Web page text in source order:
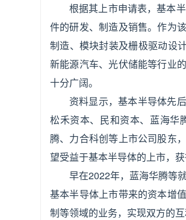
根据其上市申请表，基本
件的研发、制造及销售。作为
制造、模块封装及栅极驱动设
新能源汽车、光伏储能等行业
十分广阔。
资料显示，基本半导体先
松禾资本、民和资本、蓝海华
腾、力合科创等上市公司股东
望受益于基本半导体的上市，获
早在2022年，蓝海华腾等
基本半导体上市带来的资本增
制等领域的业务，实现双方的互